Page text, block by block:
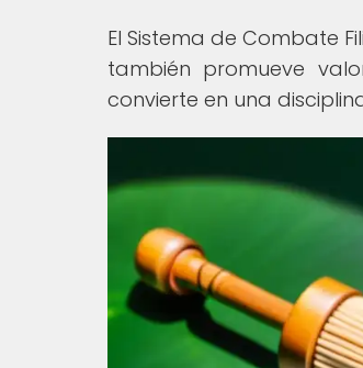
El Sistema de Combate
también promueve
convierte en una